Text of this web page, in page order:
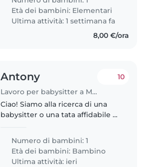
un momento di grande difficoltà
lavorando a tempo pieno..
Età dei bambini: Elementari
Ultima attività: 1 settimana fa
8,00 €/ora
Antony
Lavoro per babysitter a Milano
10
Ciao! Siamo alla ricerca di una
babysitter o una tata affidabile e
2 anni. È una bimba calma e
affettuosa. Le nostre necessità: -
Orario: Dalle 15:00..
Numero di bambini: 1
Età dei bambini: Bambino
Ultima attività: ieri